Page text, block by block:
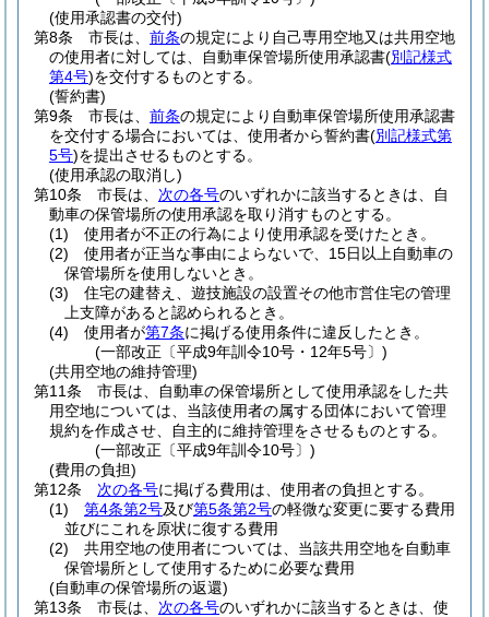
(使用承認書の交付)
第8条
市長は、 前条の規定により自己専用空地又は共用空地
の使用者に対しては、自動車保管場所使用承認書(別記様式
第4号)を交付するものとする。
(誓約書)
第9条
市長は、 前条の規定により自動車保管場所使用承認書
を交付する場合においては、使用者から誓約書(別記様式第
5号)を提出させるものとする。
(使用承認の取消し)
第10条
市長は、 次の各号のいずれかに該当するときは、自
動車の保管場所の使用承認を取り消すものとする。
(1)
使用者が不正の行為により使用承認を受けたとき。
(2)
使用者が正当な事由によらないで、15日以上自動車の
保管場所を使用しないとき。
(3)
住宅の建替え、遊技施設の設置その他市営住宅の管理
上支障があると認められるとき。
(4)
使用者が第7条に掲げる使用条件に違反したとき。
(一部改正〔平成9年訓令10号・12年5号〕)
(共用空地の維持管理)
第11条
市長は、自動車の保管場所として使用承認をした共
用空地については、当該使用者の属する団体において管理
規約を作成させ、自主的に維持管理をさせるものとする。
(一部改正〔平成9年訓令10号〕)
(費用の負担)
第12条
次の各号に掲げる費用は、使用者の負担とする。
(1)
第4条第2号及び第5条第2号の軽微な変更に要する費用
並びにこれを原状に復する費用
(2)
共用空地の使用者については、当該共用空地を自動車
保管場所として使用するために必要な費用
(自動車の保管場所の返還)
第13条
市長は、 次の各号のいずれかに該当するときは、使